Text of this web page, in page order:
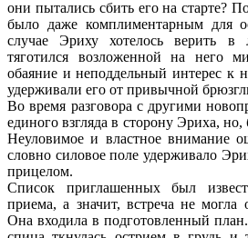
они пытались сбить его на старте?
было даже комплиментарным для
случае Эриху хотелось верить в
тяготился возложенной на него
обаяние и неподдельный интерес к
удерживали его от привычной
Во время разговора с другими
единого взгляда в сторону Эриха, но,
Неуловимое и властное внимание
словно силовое поле удерживало
прицелом.
Список приглашенных был
приема, а значит, встреча не могла
Она входила в подготовленный